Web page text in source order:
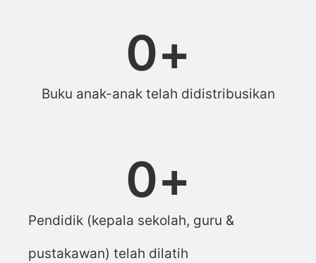
Buku anak-anak telah didistribusikan
0+
Pendidik (kepala sekolah, guru &
pustakawan) telah dilatih
0+